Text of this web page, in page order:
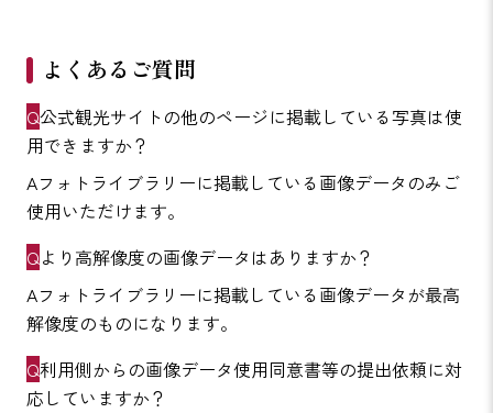
よくあるご質問
公式観光サイトの他のページに掲載している写真は使
用できますか？
フォトライブラリーに掲載している画像データのみご
使用いただけます。
より高解像度の画像データはありますか？
フォトライブラリーに掲載している画像データが最高
解像度のものになります。
利用側からの画像データ使用同意書等の提出依頼に対
応していますか？